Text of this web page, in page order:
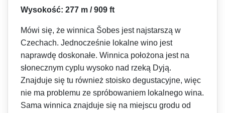
Wysokość: 277 m / 909 ft
Mówi się, że winnica Šobes jest najstarszą w
Czechach. Jednocześnie lokalne wino jest
naprawdę doskonałe. Winnica położona jest na
słonecznym cyplu wysoko nad rzeką Dyją.
Znajduje się tu również stoisko degustacyjne, więc
nie ma problemu ze spróbowaniem lokalnego wina.
Sama winnica znajduje się na miejscu grodu od